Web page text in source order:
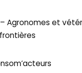
– Agronomes et